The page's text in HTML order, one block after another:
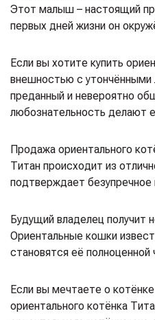
Этот малыш – настоящий
первых дней жизни он
Если вы хотите купить
внешностью с утончёнными
преданный и невероятно
любознательность делают
Продажа ориентального
Титан происходит из
подтверждает безупречное
Будущий владелец получит
Ориентальные кошки
становятся её полноценной
Если вы мечтаете о
ориентального котёнка